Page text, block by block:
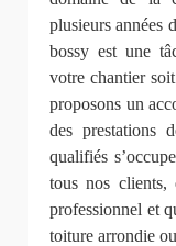
plusieurs années
bossy est une
votre chantier
proposons un
des prestations
qualifiés
tous nos
professionnel et
toiture arrondie